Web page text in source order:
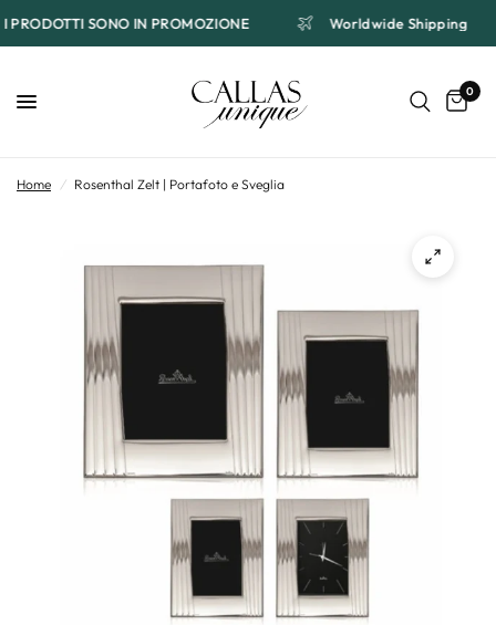
I PRODOTTI SONO IN PROMOZIONE Worldwide Shipping
0
Home / Rosenthal Zelt | Portafoto e Sveglia